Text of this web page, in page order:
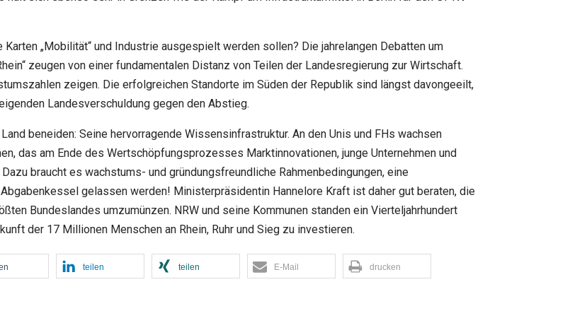
„Mobilität“ und Industrie ausgespielt werden sollen? Die jahrelangen Debatten um
zeugen von einer fundamentalen Distanz von Teilen der Landesregierung zur Wirtschaft.
zeigen. Die erfolgreichen Standorte im Süden der Republik sind längst davongeeilt,
Landesverschuldung gegen den Abstieg.
beneiden: Seine hervorragende Wissensinfrastruktur. An den Unis und FHs wachsen
das am Ende des Wertschöpfungsprozesses Marktinnovationen, junge Unternehmen und
braucht es wachstums- und gründungsfreundliche Rahmenbedingungen, eine
gelassen werden! Ministerpräsidentin Hannelore Kraft ist daher gut beraten, die
Bundeslandes umzumünzen. NRW und seine Kommunen standen ein Vierteljahrhundert
der 17 Millionen Menschen an Rhein, Ruhr und Sieg zu investieren.
teilen teilen E-Mail drucken